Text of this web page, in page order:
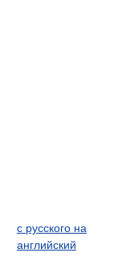
с русского на
английский